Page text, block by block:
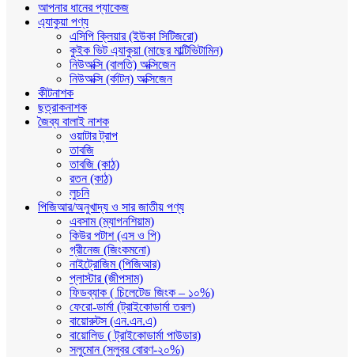
আপনার ধানের প্যাকেজ
এ্যাকুয়া পণ্য
এসিপি ক্লিয়ার (ইউকা সিটিজরো)
কুইক ভিট এ্যাকুয়া (মাছের মাল্টিভিটামিন)
নিউঅক্সি (বালতি) অক্সিজেন
নিউঅক্সি (র্কাটন) অক্সিজেন
কীটনাশক
ছত্রাকনাশক
জৈব্য বালাই নাশক
ওয়াটার ট্রাপ
তাবজি
তাবজি (কাঠ)
রতন (কাঠ)
লুচনি
পিজিআর/অনুখাদ্য ও সার জাতীয় পণ্য
এবসাম (ম্যাগনশিয়াম)
কিউর পটাশ (এস ও পি)
গ্রীনেজ (জিংকমনো)
নাইট্রোজিম (পিজিআর)
প্লাস্টার (জীপসাম)
ফিডব্যাক ( চিলেটেড জিংক – ১০%)
ফেরো-ডার্মা (ট্রাইকোডার্মা তরল)
বায়োরুটস (এন.এন.এ)
বায়োলিড ( ট্রাইকোডার্মা পাউডার)
সলুমোন (সলুবর বোরণ-২০%)